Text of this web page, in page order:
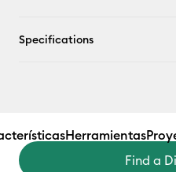
Specifications
Herramientas
Find a